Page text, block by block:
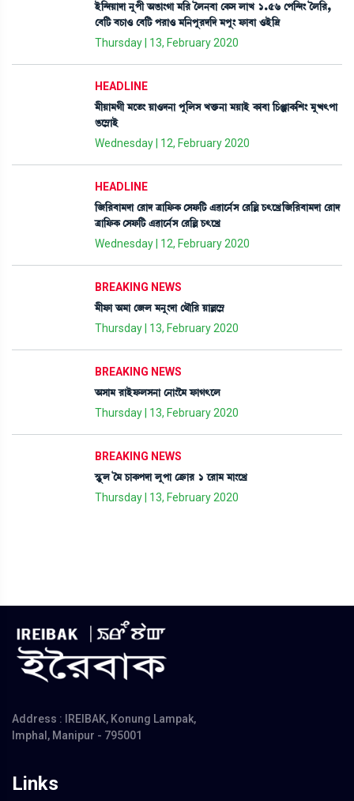
Òü[@ƒÚàƒà >åšã "R¡à}Kà ³[¹ íº>¤à ëA¡Î ºàJ 1.56 ëš[@ƒ} íº[¹,
ë¤[i¡ ¤W¡à* ë¤[i¡ š¹à* ³[>šå¹ƒ[ƒ ³šå} ó¡à¤à *Òü[‰
Thursday | 13, February 2020
HEADLINE
³ãÚà³Kã ³ìt¡} Úà*ƒ>à šå[ºÎ Jv¡û¡>à ³ÚàÒü A¡à¤à [W¡gàA¡[Å} ³åx;šà
R¡ì´ÃàÒü
Wednesday | 12, February 2020
HEADLINE
[\[¹¤à³ƒà ë¹àƒ yà[ó¡A¡ ëÎó¡[i¡ &¯àì>¢Î ë¹[À W¡;ìJø[\[¹¤à³ƒà ë¹àƒ
yà[ó¡A¡ ëÎó¡[i¡ &¯àì>¢Î ë¹[À W¡;ìJø
Wednesday | 12, February 2020
BREAKING NEWS
³ãó¡à "³à ë\º ³>å}ƒà ë=ï[¹ ÚàÀì´Ã
Thursday | 13, February 2020
BREAKING NEWS
"Îà³ ¹àÒüó¡ºÎ>à ë>à}î³ ó¡àK;ìº
Thursday | 13, February 2020
BREAKING NEWS
ÑHåþº í³ W¡àA¡šƒà ºåšà ëyû¡à¹ 1 ì¹à³ ³à}ìJø
Thursday | 13, February 2020
Address : IREIBAK, Konung Lampak,
Imphal, Manipur - 795001
Links